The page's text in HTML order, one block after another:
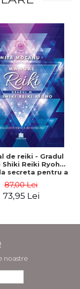
de reiki - Gradul
Shiki Reiki Ryoho.
secreta pentru a
Mocanu
87,00 Lei
73,95 Lei
noastre